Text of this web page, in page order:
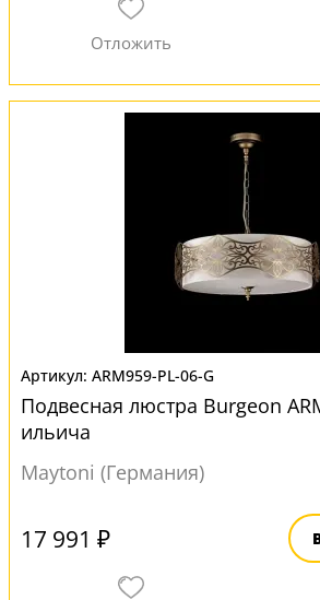
ARM959-PL-06-G
Подвесная люстра Burgeon
ильича
Maytoni (Германия)
17 991 ₽